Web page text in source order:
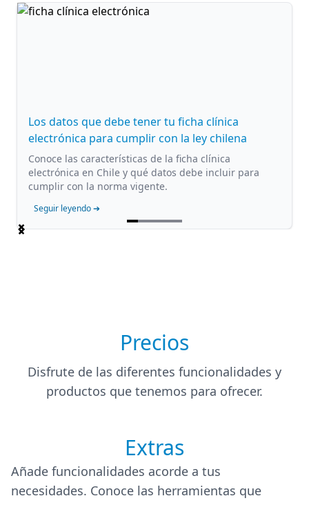
Los datos que debe tener tu ficha clínica
electrónica para cumplir con la ley chilena
Conoce las características de la ficha clínica
electrónica en Chile y qué datos debe incluir para
cumplir con la norma vigente.
Seguir leyendo ➔
Item
Precios
Disfrute de las diferentes funcionalidades y
productos que tenemos para ofrecer.
Extras
Añade funcionalidades acorde a tus
necesidades. Conoce las herramientas que